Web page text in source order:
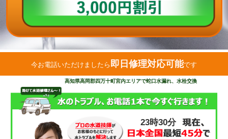
今お電話いただけましたら 即日修理対応可能です
高知県高岡郡四万十町宮内エリアで蛇口水漏れ、水栓交換
23時30分